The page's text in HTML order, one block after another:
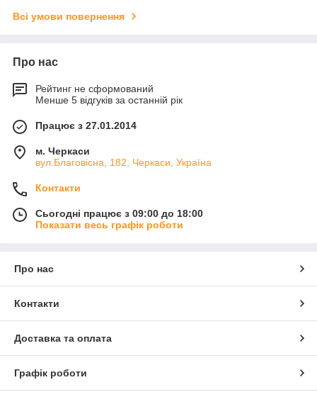
Всі умови повернення
Про нас
Рейтинг не сформований
Менше 5 відгуків за останній рік
Працює з 27.01.2014
м. Черкаси
вул.Благовісна, 182, Черкаси, Україна
Контакти
Сьогодні працює з 09:00 до 18:00
Показати весь графік роботи
Про нас
Контакти
Доставка та оплата
Графік роботи